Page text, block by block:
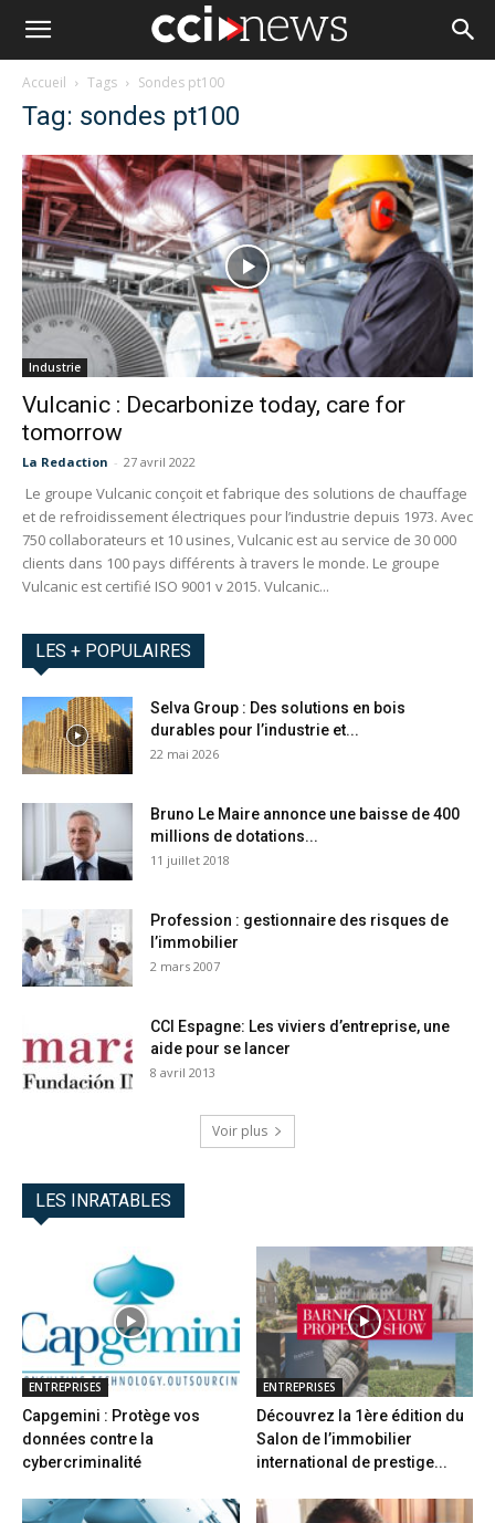
Accueil Tags Sondes pt100
Tag: sondes pt100
Industrie
Vulcanic : Decarbonize today, care for
tomorrow
La Redaction - 27 avril 2022
Le groupe Vulcanic conçoit et fabrique des solutions de chauffage
et de refroidissement électriques pour l’industrie depuis 1973. Avec
750 collaborateurs et 10 usines, Vulcanic est au service de 30 000
clients dans 100 pays différents à travers le monde. Le groupe
Vulcanic est certifié ISO 9001 v 2015. Vulcanic...
LES + POPULAIRES
Selva Group : Des solutions en bois
durables pour l’industrie et...
22 mai 2026
Bruno Le Maire annonce une baisse de 400
millions de dotations...
11 juillet 2018
Profession : gestionnaire des risques de
l’immobilier
2 mars 2007
CCI Espagne: Les viviers d’entreprise, une
aide pour se lancer
8 avril 2013
Voir plus
LES INRATABLES
ENTREPRISES
Capgemini : Protège vos
données contre la
cybercriminalité
ENTREPRISES
Découvrez la 1ère édition du
Salon de l’immobilier
international de prestige...